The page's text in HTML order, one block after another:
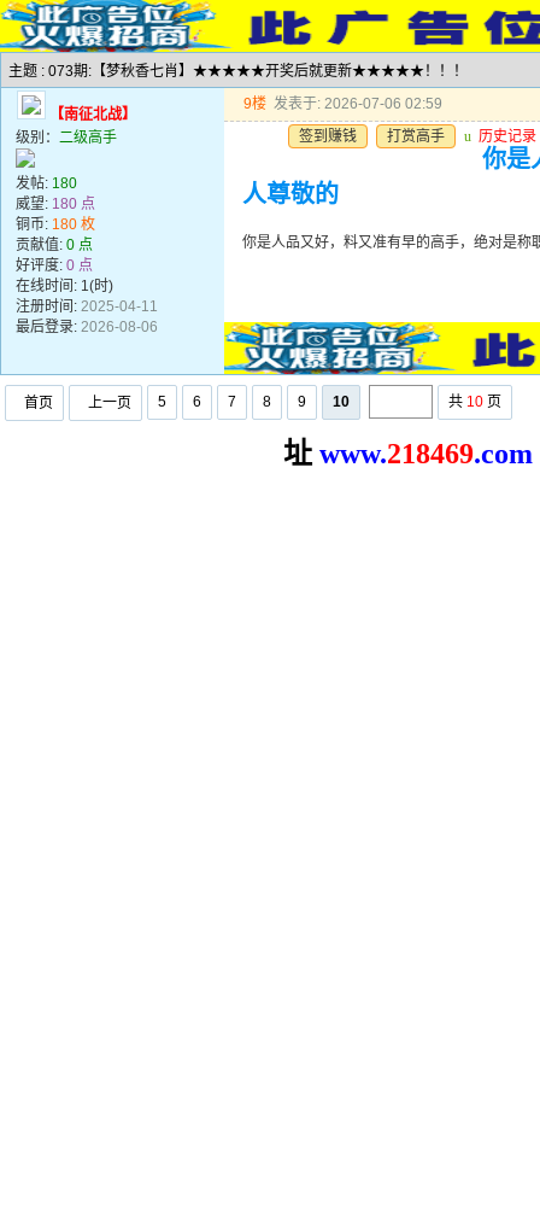
主题 : 073期:【梦秋香七肖】★★★★★开奖后就更新★★★★★！！！
【南征北战】
级别： 二级高手
发帖: 180
威望: 180 点
铜币: 180 枚
贡献值: 0 点
好评度: 0 点
在线时间: 1(时)
注册时间: 2025-04-11
最后登录: 2026-08-06
9楼 发表于: 2026-07-06 02:59
签到赚钱
打赏高手 u 历史记录
你是
人尊敬的
你是人品又好，料又准有早的高手，绝对是称
首页 上一页 5 6 7 8 9 10 共 10 页
址 www.218469.com